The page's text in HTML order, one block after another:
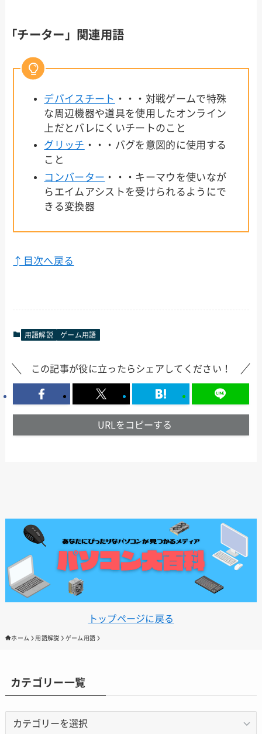
「チーター」関連用語
デバイスチート ・・・対戦ゲームで特殊
な周辺機器や道具を使用したオンライン
上だとバレにくいチートのこと
グリッチ ・・・バグを意図的に使用する
こと
コンバーター ・・・キーマウを使いなが
らエイムアシストを受けられるようにで
きる変換器
↑目次へ戻る
用語解説 ゲーム用語
この記事が役に立ったらシェアしてください！
URLをコピーする
トップページに戻る
ホーム 用語解説 ゲーム用語
カテゴリー一覧